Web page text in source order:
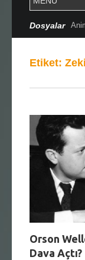
Dosyalar
Etiket:
Orson
Dava Açtı?